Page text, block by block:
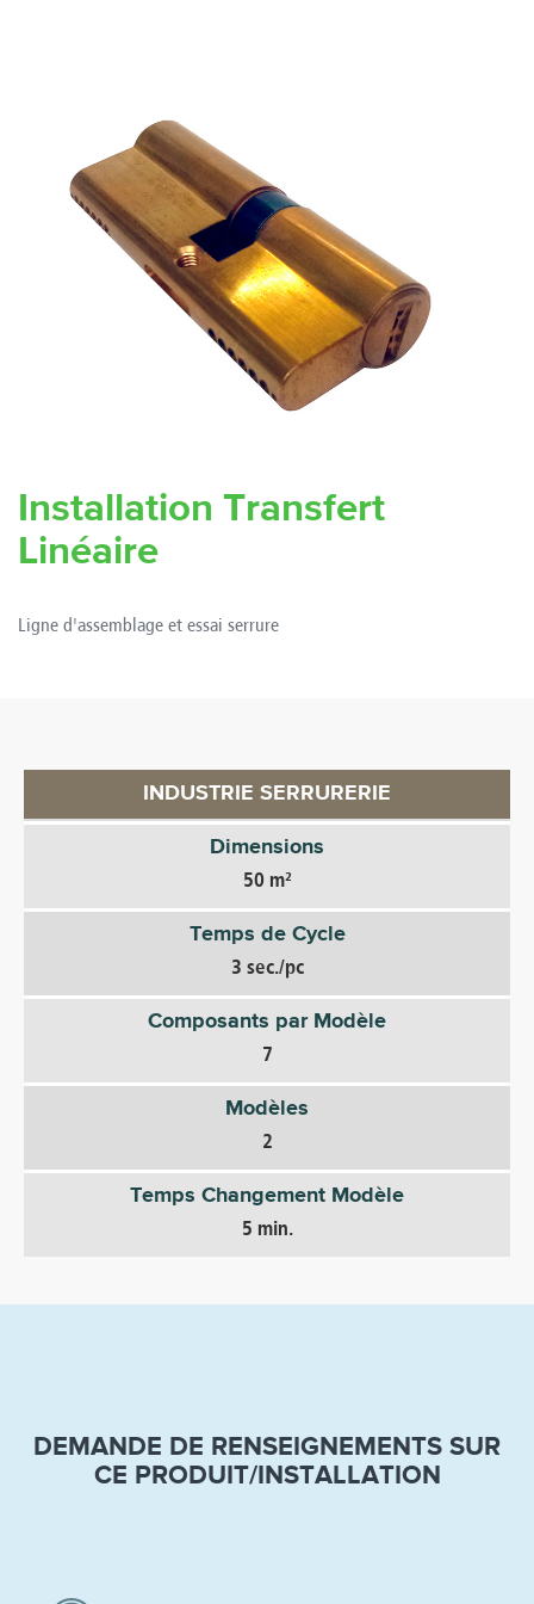
Installation Transfert
Linéaire
Ligne d'assemblage et essai serrure
INDUSTRIE SERRURERIE
Dimensions
50 m²
Temps de Cycle
3 sec./pc
Composants par Modèle
7
Modèles
2
Temps Changement Modèle
5 min.
DEMANDE DE RENSEIGNEMENTS SUR
CE PRODUIT/INSTALLATION